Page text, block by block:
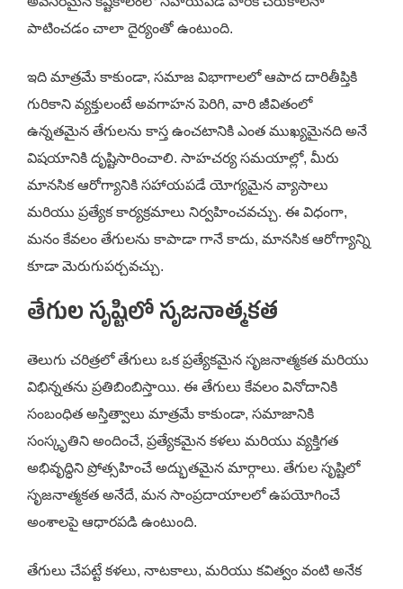
పాటించడం చాలా దైర్యంతో ఉంటుంది.
ఇది మాత్రమే కాకుండా, సమాజ విభాగాలలో ఆపాద దారితీప్తికి
గురికాని వ్యక్తులంటే అవగాహన పెరిగి, వారి జీవితంలో
ఉన్నతమైన తేగులను కాస్త ఉంచటానికి ఎంత ముఖ్యమైనది అనే
విషయానికి దృష్టిసారించాలి. సాహచర్య సమయాల్లో, మీరు
మానసిక ఆరోగ్యానికి సహాయపడే యోగ్యమైన వ్యాసాలు
మరియు ప్రత్యేక కార్యక్రమాలు నిర్వహించవచ్చు. ఈ విధంగా,
మనం కేవలం తేగులను కాపాడా గానే కాదు, మానసిక ఆరోగ్యాన్ని
కూడా మెరుగుపర్చవచ్చు.
తేగుల సృష్టిలో సృజనాత్మకత
తెలుగు చరిత్రలో తేగులు ఒక ప్రత్యేకమైన సృజనాత్మకత మరియు
విభిన్నతను ప్రతిబింబిస్తాయి. ఈ తేగులు కేవలం వినోదానికి
సంబంధిత అస్తిత్వాలు మాత్రమే కాకుండా, సమాజానికి
సంస్కృతిని అందించే, ప్రత్యేకమైన కళలు మరియు వ్యక్తిగత
అభివృద్ధిని ప్రోత్సహించే అద్భుతమైన మార్గాలు. తేగుల సృష్టిలో
సృజనాత్మకత అనేదే, మన సాంప్రదాయాలలో ఉపయోగించే
అంశాలపై ఆధారపడి ఉంటుంది.
తేగులు చేపట్టే కళలు, నాటకాలు, మరియు కవిత్వం వంటి అనేక